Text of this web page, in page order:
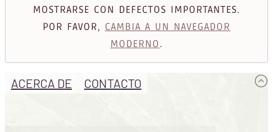
MOSTRARSE CON DEFECTOS IMPORTANTES.
POR FAVOR, CAMBIA A UN NAVEGADOR
MODERNO.
ACERCA DE CONTACTO